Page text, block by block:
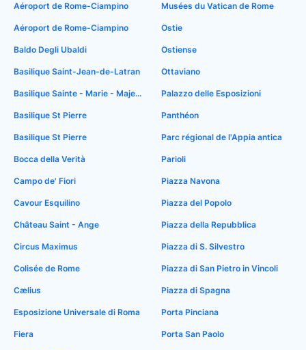
Aéroport de Rome-Ciampino
Aéroport de Rome-Ciampino
Baldo Degli Ubaldi
Basilique Saint-Jean-de-Latran
Basilique Sainte - Marie - Majeure
Basilique St Pierre
Basilique St Pierre
Bocca della Verità
Campo de' Fiori
Cavour Esquilino
Château Saint - Ange
Circus Maximus
Colisée de Rome
Cælius
Esposizione Universale di Roma
Fiera
Musées du Vatican de Rome
Ostie
Ostiense
Ottaviano
Palazzo delle Esposizioni
Panthéon
Parc régional de l'Appia antica
Parioli
Piazza Navona
Piazza del Popolo
Piazza della Repubblica
Piazza di S. Silvestro
Piazza di San Pietro in Vincoli
Piazza di Spagna
Porta Pinciana
Porta San Paolo